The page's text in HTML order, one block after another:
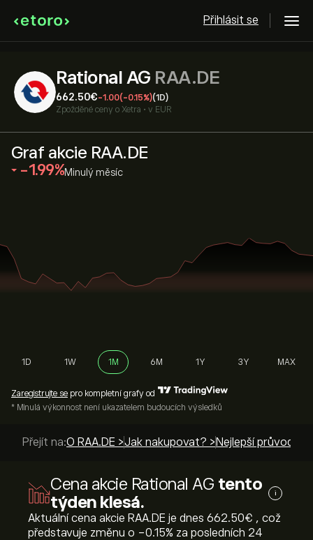
Přihlásit se
Rational AG RAA.DE
662.50‎€‎-1.00(-0.15%)(1D)
Zpožděné ceny o Xetra • v EUR
Graf akcie RAA.DE
‎-1.99‎ Minulý měsíc
1D 1W 1M 6M 1Y 3Y MAX
Zaregistrujte se pro kompletní grafy od
* Minulá výkonnost není ukazatelem budoucích výsledků
Přejít na:O RAA.DE >Jak nakupovat? > Nejlepší průvodci >
Cena akcie Rational AG tento
týden klesá.
i
Aktuální cena akcie RAA.DE je dnes 662.50‎€‎ , což
představuje změnu o ‎-0.15‎% za posledních 24